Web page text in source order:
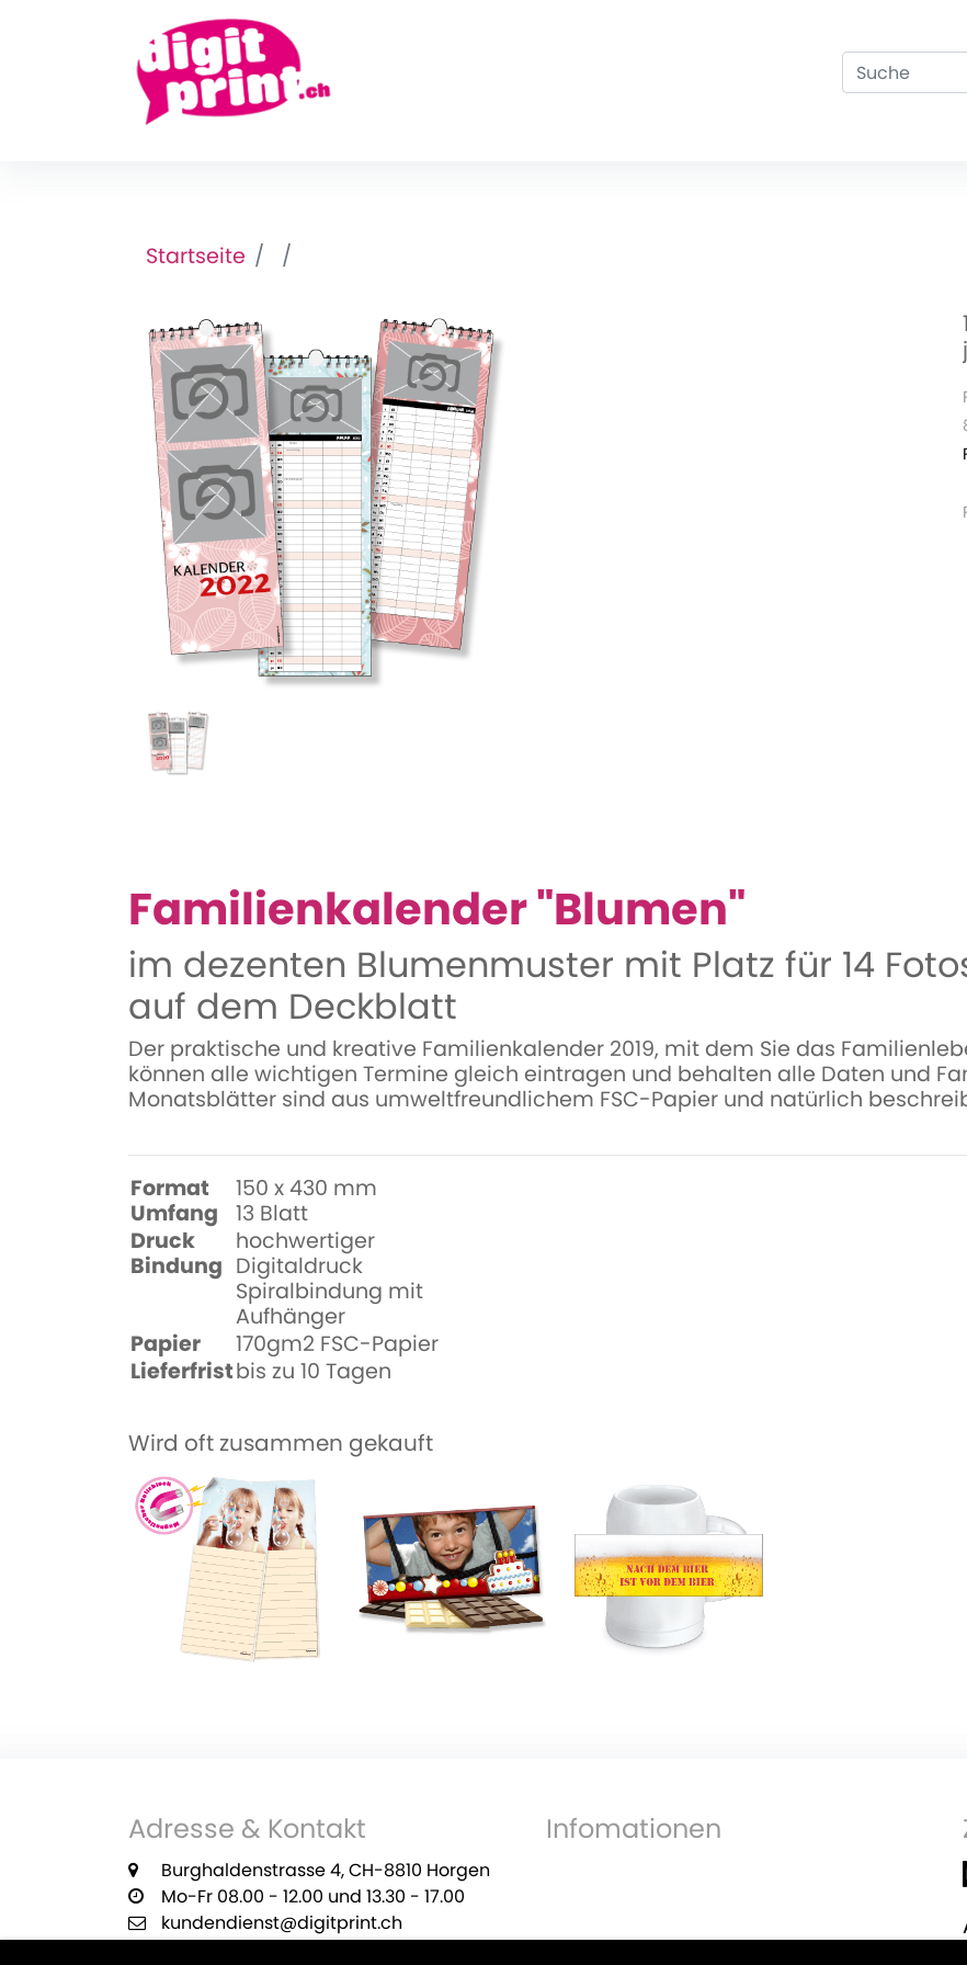
Startseite
Familienkalender "Blumen"
im dezenten Blumenmuster mit Platz für 14
auf dem Deckblatt
Der praktische und kreative Familienkalender 2019, mit dem Sie das
können alle wichtigen Termine gleich eintragen und behalten alle Daten und
Monatsblätter sind aus umweltfreundlichem FSC-Papier und natürlich
Format
Umfang
150 x 430 mm
13 Blatt
Druck
Bindung
hochwertiger
Digitaldruck
Spiralbindung mit
Aufhänger
Papier
170gm2 FSC-Papier
Lieferfristbis zu 10 Tagen
Wird oft zusammen gekauft
Adresse & Kontakt
Burghaldenstrasse 4, CH-8810 Horgen
Mo-Fr 08.00 - 12.00 und 13.30 - 17.00
kundendienst@digitprint.ch
Infomationen